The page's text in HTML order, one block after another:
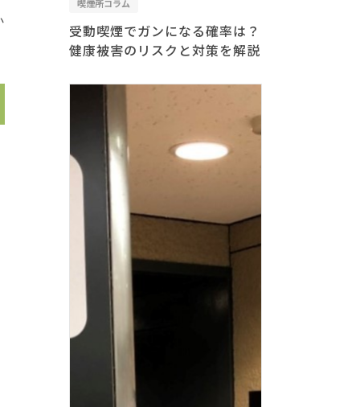
喫煙所コラム
受動喫煙でガンになる確率は？
健康被害のリスクと対策を解説